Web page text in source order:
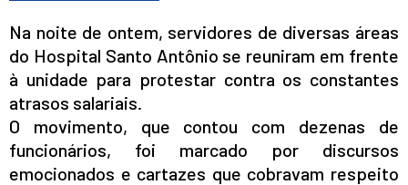
Na noite de ontem, servidores de diversas áreas
do Hospital Santo Antônio se reuniram em frente
à unidade para protestar contra os constantes
atrasos salariais.
O movimento, que contou com dezenas de
funcionários, foi marcado por discursos
emocionados e cartazes que cobravam respeito